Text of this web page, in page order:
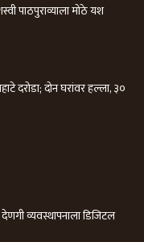
पाठपुराव्याला मोठे यश
दरोडा; दोन घरांवर हल्ला, ३०
व्यवस्थापनाला डिजिटल